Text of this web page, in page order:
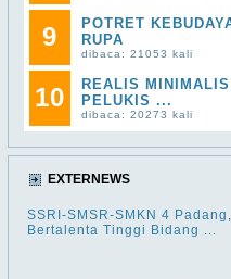
9
POTRET
RUPA
dibaca: 21053 kali
10
REALIS
PELUKIS ...
dibaca: 20273 kali
EXTERNEWS
SSRI-SMSR-SMKN 4
Bertalenta Tinggi Bidang ...